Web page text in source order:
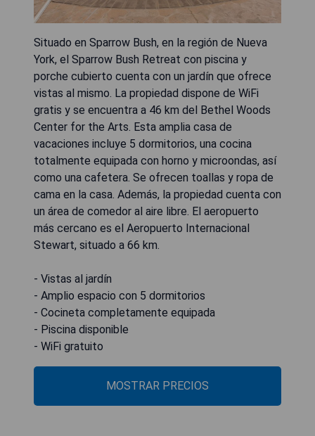
Situado en Sparrow Bush, en la región de Nueva
York, el Sparrow Bush Retreat con piscina y
porche cubierto cuenta con un jardín que ofrece
vistas al mismo. La propiedad dispone de WiFi
gratis y se encuentra a 46 km del Bethel Woods
Center for the Arts. Esta amplia casa de
vacaciones incluye 5 dormitorios, una cocina
totalmente equipada con horno y microondas, así
como una cafetera. Se ofrecen toallas y ropa de
cama en la casa. Además, la propiedad cuenta con
un área de comedor al aire libre. El aeropuerto
más cercano es el Aeropuerto Internacional
Stewart, situado a 66 km.
- Vistas al jardín
- Amplio espacio con 5 dormitorios
- Cocineta completamente equipada
- Piscina disponible
- WiFi gratuito
MOSTRAR PRECIOS